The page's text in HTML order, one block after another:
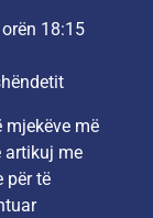
18:15
mjekëve më
artikuj me
për të